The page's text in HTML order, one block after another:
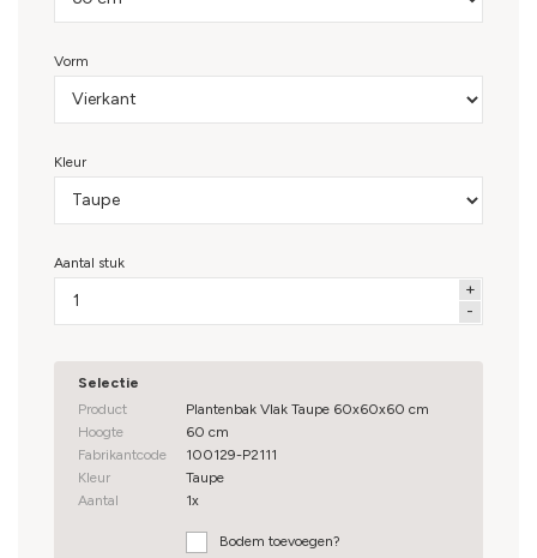
Belangrijkste eigenschappen:
Flexibel samen te stellen uit vlakke panelen, eenvoudig
te monteren
Zachte taupekleur met tijdloze, natuurlijke uitstraling
Gepoedercoat staal, duurzaam, kleurvast en
krasbestendig bij normaal gebruik
temperatuurverschillen
Een aantal maten is verkrijgbaar met bodem, pootjes
Vorm
Kleur
Aantal stuk
Selectie
Product
Plantenbak Vlak Taupe 60x60x60 cm
Hoogte
60 cm
Fabrikantcode
100129-P2111
Kleur
Taupe
Aantal
1x
Bodem toevoegen?